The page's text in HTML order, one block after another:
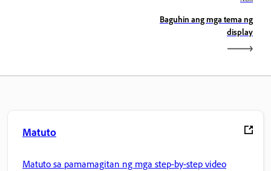
Baguhin ang mga tema ng
display
Matuto
Matuto sa pamamagitan ng mga step-by-step video